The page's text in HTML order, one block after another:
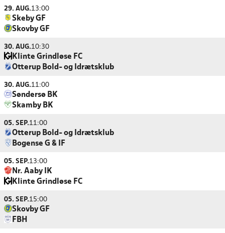
29. AUG.13:00
Skeby GF
Skovby GF
30. AUG.10:30
Klinte Grindløse FC
Otterup Bold- og Idrætsklub
30. AUG.11:00
Søndersø BK
Skamby BK
05. SEP.11:00
Otterup Bold- og Idrætsklub
Bogense G & IF
05. SEP.13:00
Nr. Aaby IK
Klinte Grindløse FC
05. SEP.15:00
Skovby GF
FBH